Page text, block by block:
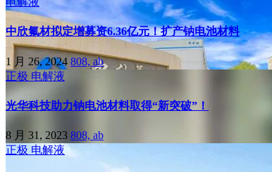
中欣氟材拟定增募资6.36亿元！扩产钠电池材料
1 月 26, 2024 808, ab
正极 电解液
光华科技助力钠电池材料取得“新突破”！
8 月 31, 2023 808, ab
正极 电解液